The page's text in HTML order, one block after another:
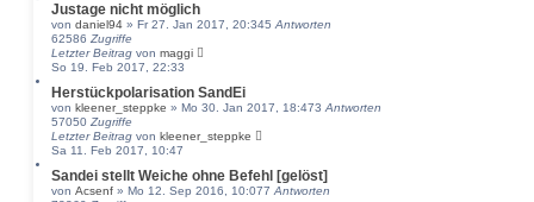
Justage nicht möglich
von daniel94 » Fr 27. Jan 2017, 20:345 Antworten
62586 Zugriffe
Letzter Beitrag von maggi
So 19. Feb 2017, 22:33
Herstückpolarisation SandEi
von kleener_steppke » Mo 30. Jan 2017, 18:473 Antworten
57050 Zugriffe
Letzter Beitrag von kleener_steppke
Sa 11. Feb 2017, 10:47
Sandei stellt Weiche ohne Befehl [gelöst]
von Acsenf » Mo 12. Sep 2016, 10:077 Antworten